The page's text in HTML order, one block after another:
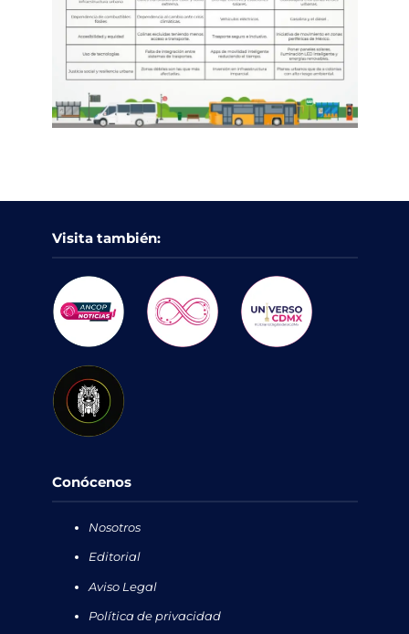
Visita también:
Conócenos
Nosotros
Editorial
Aviso Legal
Política de privacidad